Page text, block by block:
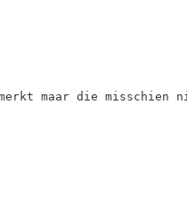
maar die misschien